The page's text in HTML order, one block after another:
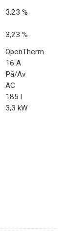
3,23 %
3,23 %
OpenTherm
16 A
På/Av
AC
185 l
3,3 kW